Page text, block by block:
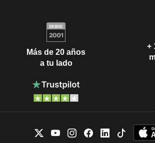
Más de 20 años
a tu lado
+